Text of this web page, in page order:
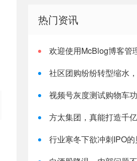
热门资讯
欢迎使用McBlog博客管
社区团购纷纷转型缩水
视频号灰度测试购物车
方太集团，真能打造千亿
行业寒冬下欲冲刺IPO